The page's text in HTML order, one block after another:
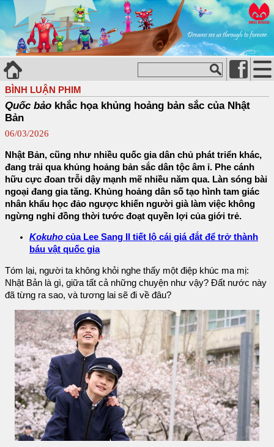
BÌNH LUẬN PHIM
Quốc bảo khắc họa khủng hoảng bản sắc của Nhật
Bản
06/03/2026
Nhật Bản, cũng như nhiều quốc gia dân chủ phát triển khác,
đang trải qua khủng hoảng bản sắc dân tộc âm ỉ. Phe cánh
hữu cực đoan trỗi dậy mạnh mẽ nhiều năm qua. Làn sóng bài
ngoại đang gia tăng. Khủng hoảng dân số tạo hình tam giác
nhân khẩu học đảo ngược khiến người già làm việc không
ngừng nghỉ đồng thời tước đoạt quyền lợi của giới trẻ.
Kokuho của Lee Sang Il tiết lộ cái giá đắt để trở thành
báu vật quốc gia
Tóm lại, người ta không khỏi nghe thấy một điệp khúc ma mị:
Nhật Bản là gì, giữa tất cả những chuyện như vậy? Đất nước này
đã từng ra sao, và tương lai sẽ đi về đâu?